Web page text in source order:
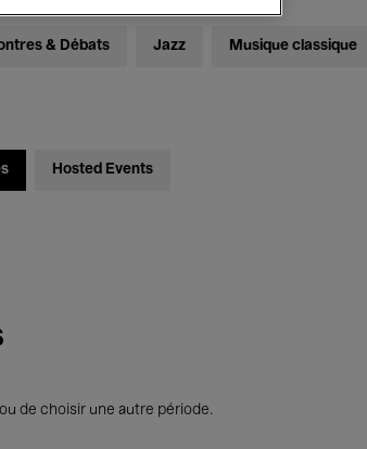
& Débats Jazz Musique classique
Hosted Events
de choisir une autre période.